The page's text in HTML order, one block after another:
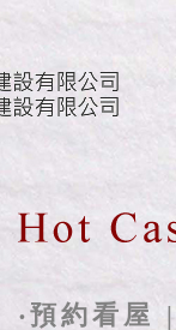
‧預約看屋 |